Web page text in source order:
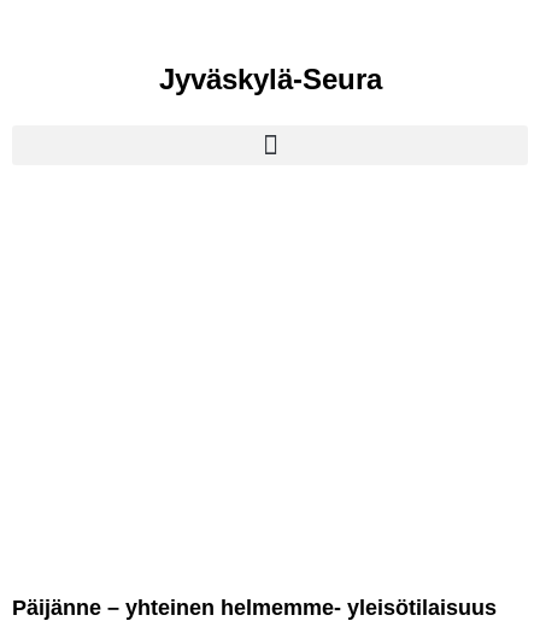
Jyväskylä-Seura
Päijänne – yhteinen helmemme- yleisötilaisuus